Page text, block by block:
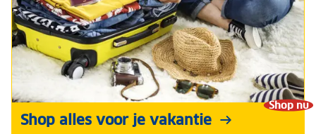
Shop nu
Shop alles voor je vakantie